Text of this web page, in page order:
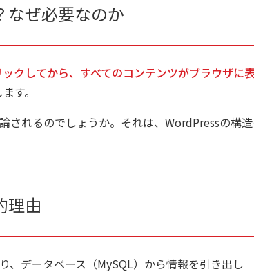
なぜ必要なのか
クしてから、すべてのコンテンツがブラウザに
す。
されるのでしょうか。それは、WordPressの構
理由
、データベース（MySQL）から情報を引き出し